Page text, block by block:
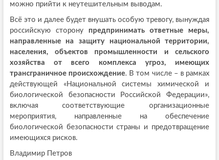
можно прийти к неутешительным выводам.
Всё это и далее будет внушать особую тревогу, вынуждая
российскую сторону предпринимать ответные меры,
направленные на защиту национальной территории,
населения, объектов промышленности и сельского
хозяйства от всего комплекса угроз, имеющих
трансграничное происхождение. В том числе – в рамках
действующей «Национальной системы химической и
биологической безопасности Российской Федерации»,
включая соответствующие организационные
мероприятия, направленные на обеспечение
биологической безопасности страны и предотвращение
имеющихся рисков.
Владимир Петров